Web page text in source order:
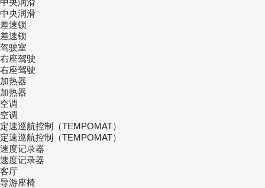
中央润滑
中央润滑
差速锁
差速锁
驾驶室
右座驾驶
右座驾驶
加热器
加热器
空调
空调
定速巡航控制（TEMPOMAT）
定速巡航控制（TEMPOMAT）
速度记录器
速度记录器
客厅
导游座椅